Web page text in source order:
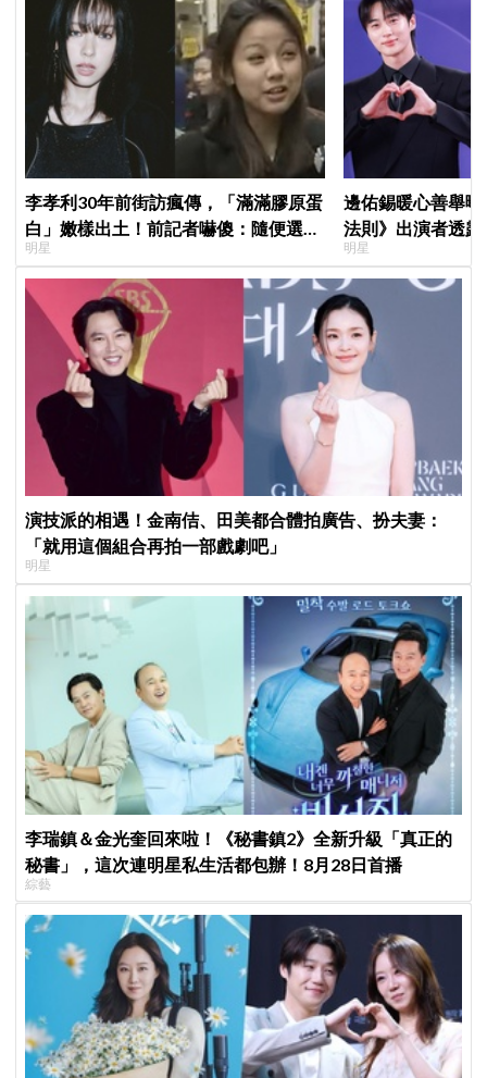
李孝利30年前街訪瘋傳，「滿滿膠原蛋
白」嫩樣出土！前記者嚇傻：隨便選到
傳奇
明星
邊佑錫暖心善舉
法則》出演者透
患者順利完成治療
明星
演技派的相遇！金南佶、田美都合體拍廣告、扮夫妻：
「就用這個組合再拍一部戲劇吧」
明星
李瑞鎮＆金光奎回來啦！《秘書鎮2》全新升級「真正的
秘書」，這次連明星私生活都包辦！8月28日首播
綜藝